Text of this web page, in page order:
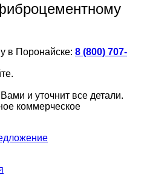
в Поронайске: 8 (800) 707-
и уточнит все детали.
коммерческое